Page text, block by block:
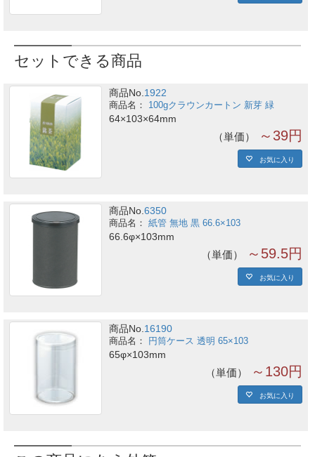
セットできる商品
商品No. 1922
100gクラウンカートン 新芽 緑
64×103×64mm
単価 ～39円
お気に入り
商品No.6350
紙管 無地 黒 66.6×103
66.6φ×103mm
単価 ～59.5円
お気に入り
商品No.16190
円筒ケース 透明 65×103
65φ×103mm
単価 ～130円
お気に入り